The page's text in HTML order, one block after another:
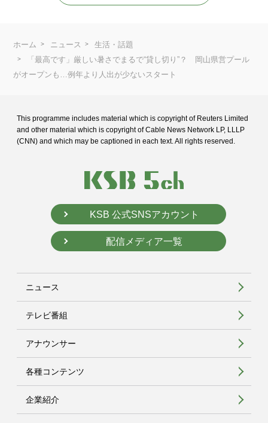
ホーム ニュース
生活・話題
「最高です」厳しい暑さでまるで“貸し切り”？ 岡山県営プール
がオープンも…例年より人出が少ないスタート
This programme includes material which is copyright of Reuters Limited
and other material which is copyright of Cable News Network LP, LLLP
(CNN) and which may be captioned in each text. All rights reserved.
KSB 公式SNSアカウント
配信メディア一覧
ニュース
テレビ番組
アナウンサー
各種コンテンツ
企業紹介